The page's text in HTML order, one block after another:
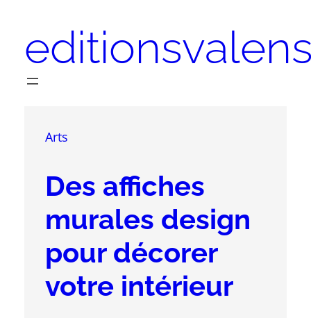
contenu
Arts
Des affiches
murales design
pour décorer
votre intérieur